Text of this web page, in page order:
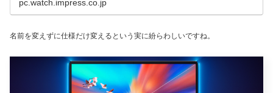
pc.watch.impress.co.jp
名前を変えずに仕様だけ変えるという実に紛らわしいですね。